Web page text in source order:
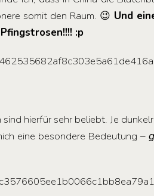
somit den Raum. 😉 Und
:p
hierfür sehr beliebt. Je
eine besondere Bedeutung –